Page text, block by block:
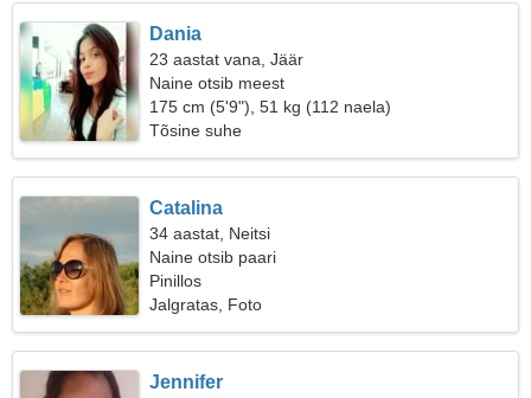
Dania
23 aastat vana, Jäär
Naine otsib meest
175 cm (5'9"), 51 kg (112 naela)
Tõsine suhe
Catalina
34 aastat, Neitsi
Naine otsib paari
Pinillos
Jalgratas, Foto
Jennifer